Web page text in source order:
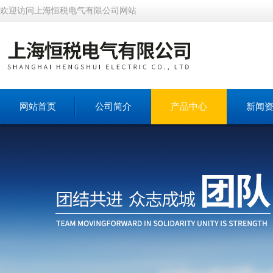
欢迎访问上海恒税电气有限公司网站
网站首页 公司简介 产品中心 新闻